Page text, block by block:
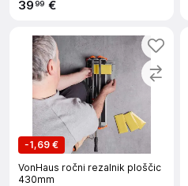
3999 €
-1,69 €
VonHaus ročni rezalnik ploščic
430mm